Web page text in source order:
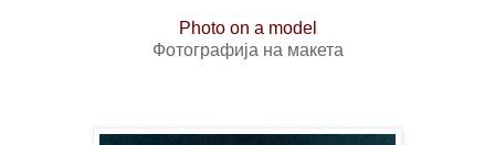
Photo on a model
Фотографија на макета